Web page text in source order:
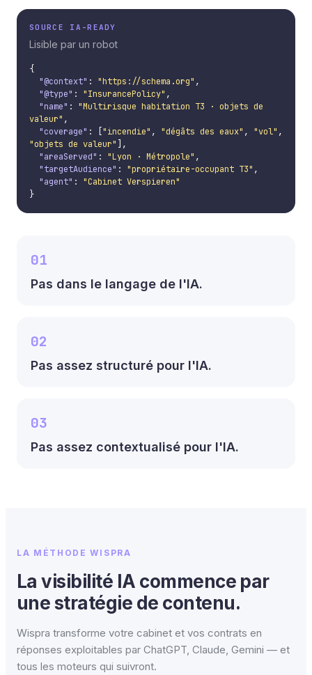
SOURCE IA-READY
Lisible par un robot
{
"@context" : "https://schema.org" ,
"@type" : "InsurancePolicy" ,
"name" : "Multirisque habitation T3 · objets de
valeur" ,
"coverage" : [ "incendie" , "dégâts des eaux" , "vol"
"objets de valeur"
],
"areaServed" : "Lyon · Métropole" ,
"targetAudience" : "propriétaire-occupant T3" ,
"agent" : "Cabinet Verspieren"
}
01
Pas dans le langage de l'IA.
02
Pas assez structuré pour l'IA.
03
Pas assez contextualisé pour l'IA.
LA MÉTHODE WISPRA
La visibilité IA commence par
une stratégie de contenu.
Wispra transforme votre cabinet et vos contrats en
réponses exploitables par ChatGPT, Claude, Gemini — et
tous les moteurs qui suivront.